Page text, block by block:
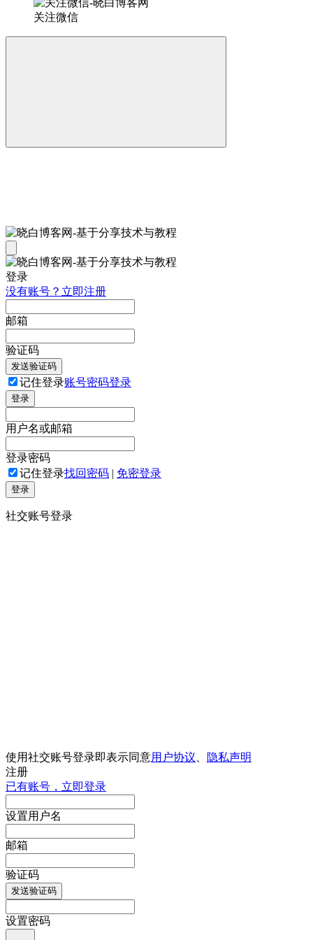
关注微信
登录
没有账号？立即注册
邮箱
验证码
发送验证码
记住登录账号密码登录
登录
用户名或邮箱
登录密码
记住登录找回密码 | 免密登录
登录
社交账号登录
使用社交账号登录即表示同意用户协议
隐私声明
注册
已有账号，立即登录
设置用户名
邮箱
验证码
发送验证码
设置密码